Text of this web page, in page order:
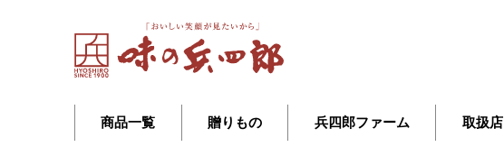
商品一覧 贈りもの 兵四郎ファーム 取扱店